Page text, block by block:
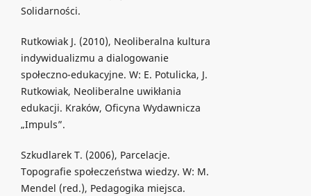
Solidarności.
Rutkowiak J. (2010), Neoliberalna kultura
indywidualizmu a dialogowanie
społeczno-edukacyjne. W: E. Potulicka, J.
Rutkowiak, Neoliberalne uwikłania
edukacji. Kraków, Oficyna Wydawnicza
„Impuls”.
Szkudlarek T. (2006), Parcelacje.
Topografie społeczeństwa wiedzy. W: M.
Mendel (red.), Pedagogika miejsca.